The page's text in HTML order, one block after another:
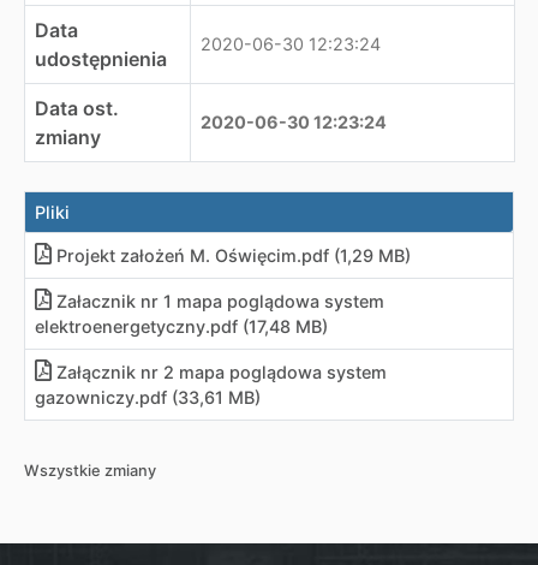
Data
udostępnienia
2020-06-30 12:23:24
Data ost.
zmiany
2020-06-30 12:23:24
Pliki
Projekt założeń M. Oświęcim.pdf (1,29 MB)
Załacznik nr 1 mapa poglądowa system
elektroenergetyczny.pdf (17,48 MB)
Załącznik nr 2 mapa poglądowa system
gazowniczy.pdf (33,61 MB)
Wszystkie zmiany